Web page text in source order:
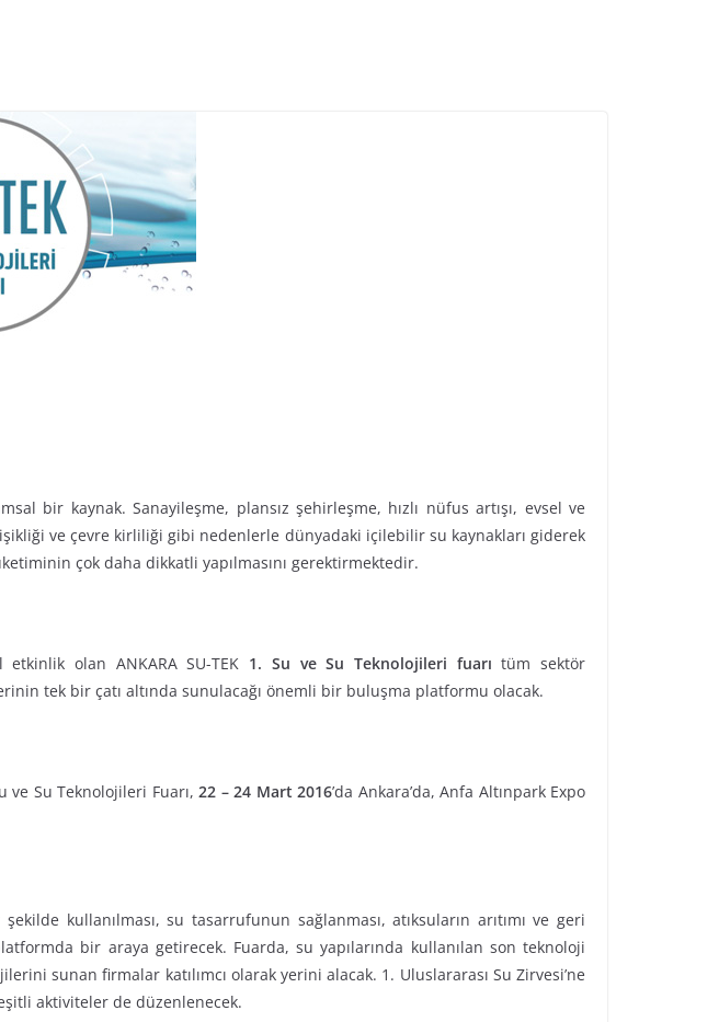
bir kaynak. Sanayileşme, plansız şehirleşme, hızlı nüfus artışı, evsel ve
ve çevre kirliliği gibi nedenlerle dünyadaki içilebilir su kaynakları giderek
çok daha dikkatli yapılmasını gerektirmektedir.
olan ANKARA SU-TEK 1. Su ve Su Teknolojileri fuarı tüm sektör
tek bir çatı altında sunulacağı önemli bir buluşma platformu olacak.
ve Su Teknolojileri Fuarı,22 – 24 Mart 2016’da Ankara’da, Anfa Altınpark Expo
kullanılması, su tasarrufunun sağlanması, atıksuların arıtımı ve geri
bir araya getirecek. Fuarda, su yapılarında kullanılan son teknoloji
sunan firmalar katılımcı olarak yerini alacak. 1. Uluslararası Su Zirvesi’ne
aktiviteler de düzenlenecek.